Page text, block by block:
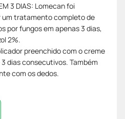
3 DIAS: Lomecan foi
um tratamento completo de
por fungos em apenas 3 dias,
2%.
preenchido com o creme
dias consecutivos. Também
com os dedos.